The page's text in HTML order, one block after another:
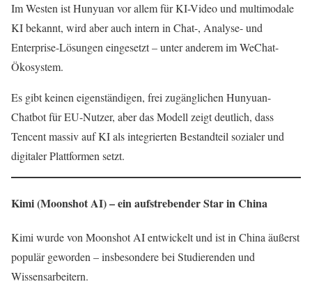
Im Westen ist Hunyuan vor allem für KI-Video und multimodale
KI bekannt, wird aber auch intern in Chat-, Analyse- und
Enterprise-Lösungen eingesetzt – unter anderem im WeChat-
Ökosystem.
Es gibt keinen eigenständigen, frei zugänglichen Hunyuan-
Chatbot für EU-Nutzer, aber das Modell zeigt deutlich, dass
Tencent massiv auf KI als integrierten Bestandteil sozialer und
digitaler Plattformen setzt.
Kimi (Moonshot AI) – ein aufstrebender Star in China
Kimi wurde von Moonshot AI entwickelt und ist in China äußerst
populär geworden – insbesondere bei Studierenden und
Wissensarbeitern.